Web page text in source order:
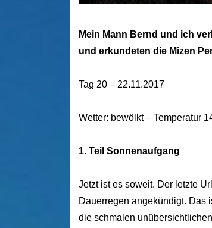
Mein Mann Bernd und ich
und erkundeten die Mizen
Tag 20 – 22.11.2017
Wetter: bewölkt – Temperatur
1. Teil Sonnenaufgang
Jetzt ist es soweit. Der letzte
Dauerregen angekündigt. Das
die schmalen